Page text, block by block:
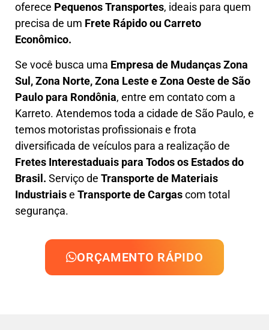
oferece Pequenos Transportes, ideais para quem
precisa de um Frete Rápido ou Carreto
Econômico.
Se você busca uma Empresa de Mudanças Zona
Sul, Zona Norte, Zona Leste e Zona Oestede São
Paulo para Rondônia, entre em contato com a
Karreto. Atendemos toda a cidade de São Paulo, e
temos motoristas profissionais e frota
diversificada de veículos para a realização de
Fretes Interestaduais para Todos os Estados do
Brasil. Serviço de Transporte de Materiais
Industriaise Transporte de Cargascom total
segurança.
ORÇAMENTO RÁPIDO